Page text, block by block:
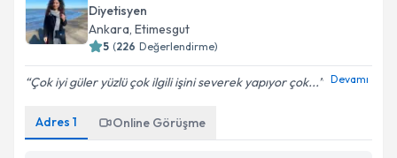
Diyetisyen
Ankara, Etimesgut
5 (226 Değerlendirme)
Çok iyi güler yüzlü çok ilgili işini severek yapıyor çok... Devamı
Adres 1 Online Görüşme